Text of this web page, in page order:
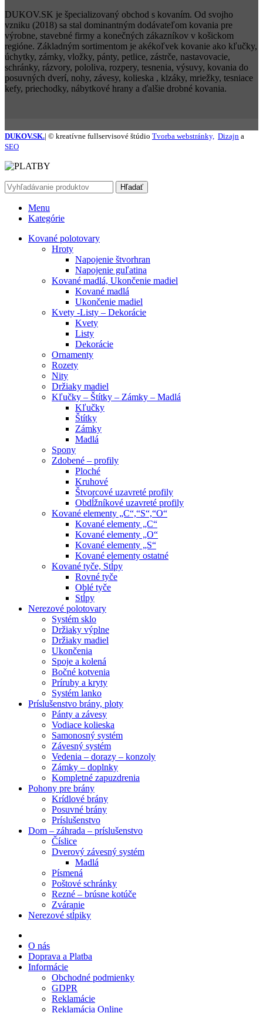
DUKOV.SK je špecializovaný obchod s kovaním. Od svojho
vzniku (2018) sa stal dominantným dodávateľom kovania pre
výrobne, stavebné firmy a konečných zákazníkov v košickom
regióne. Základným sortimentom je akékoľvek kovanie ako kľučky,
úchytky, zámky, vložky, pánty, petlice, zástrče, nastavovacie,
schránky, rázvory, pololiva, rozpery, tesnenia, výsuvy, kovania do
posuvných dverí, nohy, závesy, kolieska , klzáky, mriežky, tesniace
kefy, priechodky, nábytkové hrany a ďalšie drobné kovania.
DUKOV.SK.| © kreatívne fullservisové štúdio Tvorba webstránky, Dizajn a
SEO
Hľadať
Menu
Kategórie
Kované polotovary
Hroty
Napojenie štvorhran
Napojenie guľatina
Kované madlá, Ukončenie madiel
Kované madlá
Ukončenie madiel
Kvety -Listy – Dekorácie
Kvety
Listy
Dekorácie
Ornamenty
Rozety
Nity
Držiaky madiel
Kľučky – Štítky – Zámky – Madlá
Kľučky
Štítky
Zámky
Madlá
Spony
Zdobené – profily
Ploché
Kruhové
Štvorcové uzavreté profily
Obdĺžníkové uzavreté profily
Kované elementy „C“,“S“,“O“
Kované elementy „C“
Kované elementy „O“
Kované elementy „S“
Kované elementy ostatné
Kované tyče, Stĺpy
Rovné tyče
Oblé tyče
Stĺpy
Nerezové polotovary
Systém sklo
Držiaky výplne
Držiaky madiel
Ukončenia
Spoje a kolená
Bočné kotvenia
Príruby a kryty
Systém lanko
Príslušenstvo brány, ploty
Pánty a závesy
Vodiace kolieska
Samonosný systém
Závesný systém
Vedenia – dorazy – konzoly
Zámky – doplnky
Kompletné zapuzdrenia
Pohony pre brány
Krídlové brány
Posuvné brány
Príslušenstvo
Dom – záhrada – príslušenstvo
Číslice
Dverový závesný systém
Madlá
Písmená
Poštové schránky
Rezné – brúsne kotúče
Zváranie
Nerezové stĺpiky
O nás
Doprava a Platba
Informácie
Obchodné podmienky
GDPR
Reklamácie
Reklamácia Online